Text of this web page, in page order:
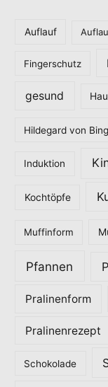
Auflauf
Fingerschutz
gesund
Hildegard von
Induktion
Kochtöpfe
Muffinform
Pfannen
Pralinenform
Pralinenrezept
Schokolade